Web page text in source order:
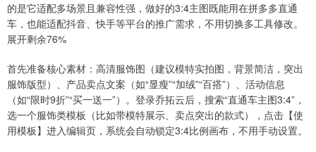
的是它适配多场景且兼容性强，做好的3:4主图既能用在拼多多直通
车，也能适配抖音、快手等平台的推广需求，不用切换多工具修改。
展开剩余76%
首先准备核心素材：高清服饰图（建议模特实拍图，背景简洁，突出
服饰版型）、产品卖点文案（如“显瘦”“加绒”“百搭”）、活动信息
（如“限时9折”“买一送一”）。登录乔拓云后，搜索“直通车主图3:4”，
选一个服饰类模板（比如带模特展示、卖点突出的款式），点击【使
用模板】进入编辑页，系统会自动锁定3:4比例画布，不用手动设置。